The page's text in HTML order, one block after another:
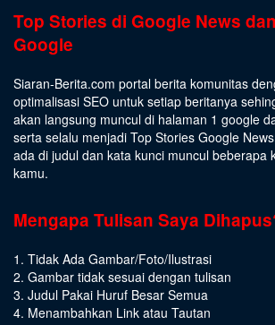
Top Stories di Google News
Google
Siaran-Berita.com portal berita komunitas
optimalisasi SEO untuk setiap beritanya
akan langsung muncul di halaman 1 google
serta selalu menjadi Top Stories Google
ada di judul dan kata kunci muncul beberapa
kamu.
Mengapa Tulisan Saya
1. Tidak Ada Gambar/Foto/Ilustrasi
2. Gambar tidak sesuai dengan tulisan
3. Judul Pakai Huruf Besar Semua
4. Menambahkan Link atau Tautan